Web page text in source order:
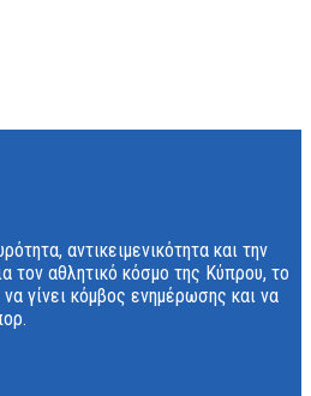
αντικειμενικότητα και την
τον αθλητικό κόσμο της Κύπρου, το
γίνει κόμβος ενημέρωσης και να